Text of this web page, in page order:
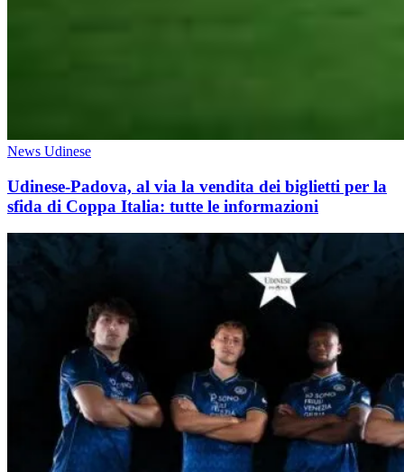
News Udinese
Udinese-Padova, al via la vendita dei biglietti per la
sfida di Coppa Italia: tutte le informazioni